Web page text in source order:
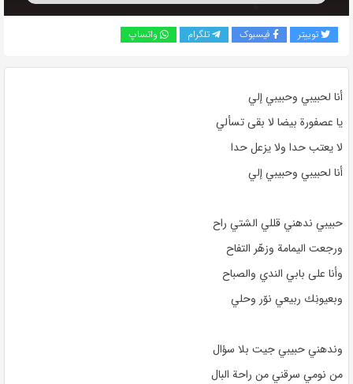
توییتر فیسبوک تلگرام واتساپ
أنا لحبيبي وحبيبي إلي
يا عصفورة بيضا لا بقى تسألي
لا يعتب حدا ولا يزعل حدا
أنا لحبيبي وحبيبي إلي
حبيبي ندهني قللي الشتي راح
ورجعت اليمامة وزهّر التفاح
وأنا على بابي الندي والصباح
وبعيونِك ربيعي نوّر وحلي
وندهني حبيبي جيت بلا سؤال
من نومي سرقني من راحة البال